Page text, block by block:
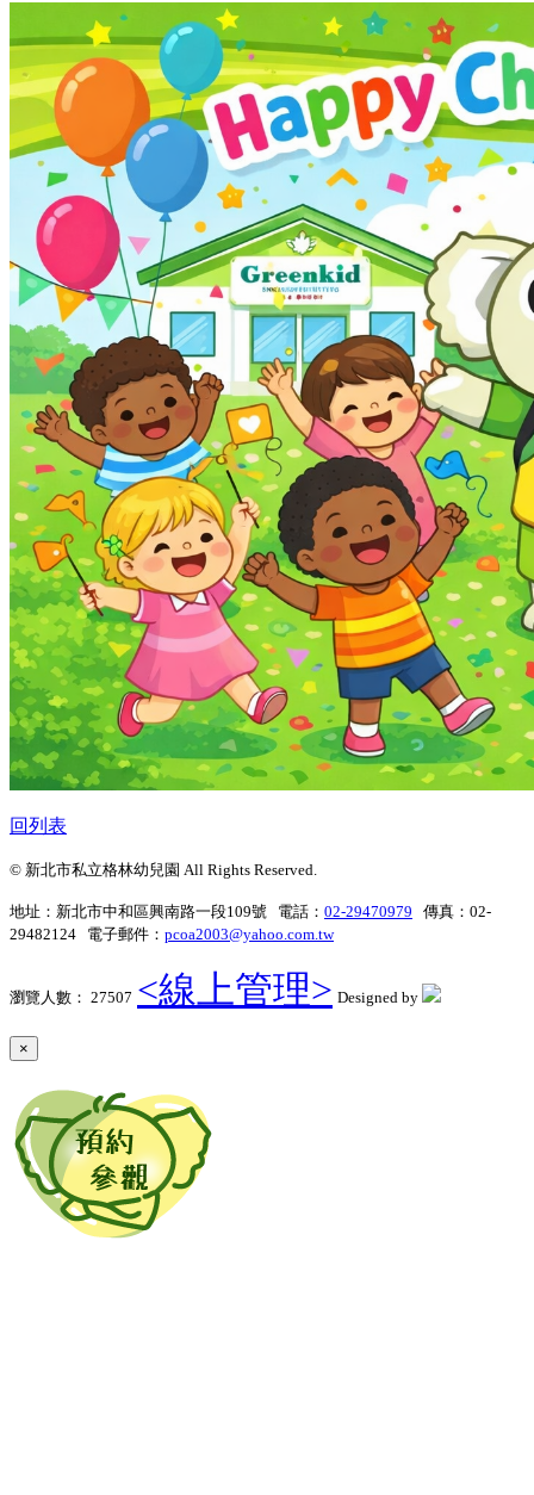
活動影片
招生訊息
最新課程
線上報名
聯絡我們
校園資料
與我聯絡
回列表
© 新北市私立格林幼兒園 All Rights Reserved.
地址：新北市中和區興南路一段109號 電話： 02-29470979 傳真：02-
29482124 電子郵件： pcoa2003@yahoo.com.tw
瀏覽人數： 27507 <線上管理> Designed by
×